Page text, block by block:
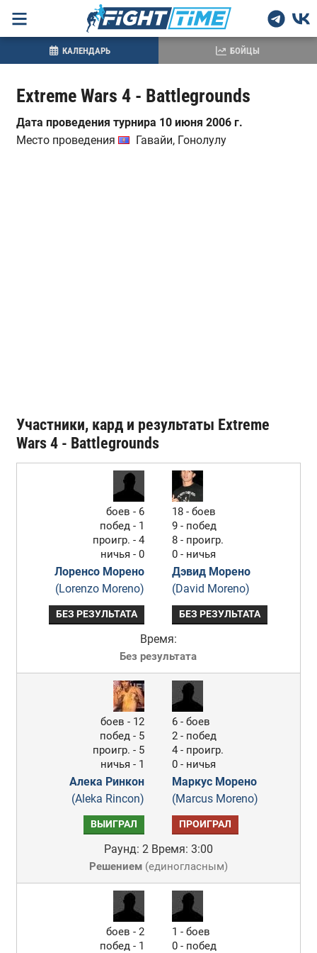
Extreme Wars 4 - Battlegrounds
Дата проведения турнира 10 июня 2006 г.
Место проведения
Гавайи, Гонолулу
Участники, кард и результаты Extreme
Wars 4 - Battlegrounds
боев - 6
побед - 1
проигр. - 4
ничья - 0
Лоренсо Морено
(Lorenzo Moreno)
18 - боев
9 - побед
8 - проигр.
0 - ничья
Дэвид Морено
(David Moreno)
БЕЗ РЕЗУЛЬТАТА БЕЗ РЕЗУЛЬТАТА
Время:
Без результата
боев - 12
побед - 5
проигр. - 5
ничья - 1
Алека Ринкон
(Aleka Rincon)
6 - боев
2 - побед
4 - проигр.
0 - ничья
Маркус Морено
(Marcus Moreno)
ВЫИГРАЛ ПРОИГРАЛ
Раунд: 2 Время: 3:00
Решением(единогласным)
боев - 2
побед - 1
1 - боев
0 - побед
КАЛЕНДАРЬ БОЙЦЫ